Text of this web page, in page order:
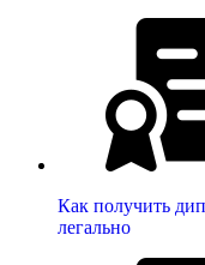
Как получить
легально